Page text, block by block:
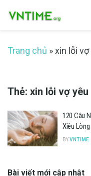
Trang chủ »xin lỗi vợ
Thẻ: xin lỗi vợ yêu
120 Câu
Xiêu Lòng
BYVNTIME
Bài viết mới cập nhật